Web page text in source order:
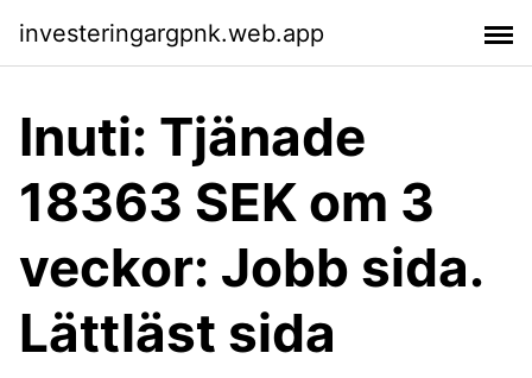
investeringargpnk.web.app
Inuti: Tjänade
18363 SEK om 3
veckor: Jobb sida.
Lättläst sida